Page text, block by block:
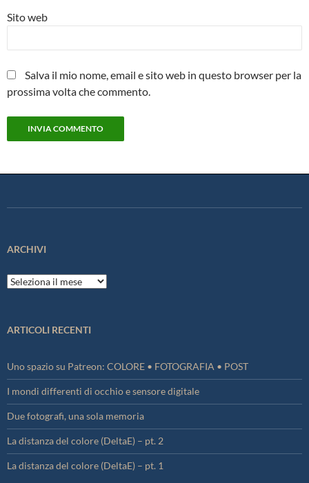
Sito web
Salva il mio nome, email e sito web in questo browser per la
prossima volta che commento.
ARCHIVI
Archivi
ARTICOLI RECENTI
Uno spazio su Patreon: COLORE • FOTOGRAFIA • POST
I mondi differenti di occhio e sensore digitale
Due fotografi, una sola memoria
La distanza del colore (DeltaE) – pt. 2
La distanza del colore (DeltaE) – pt. 1